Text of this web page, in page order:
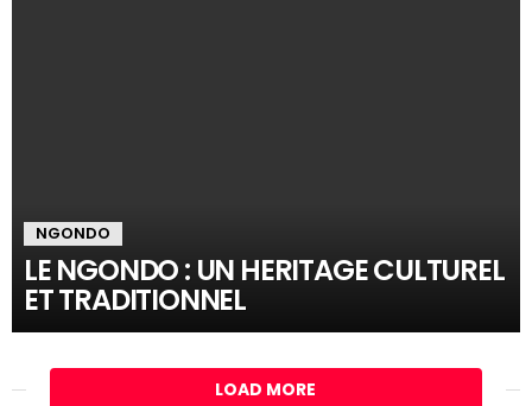
NGONDO
LE NGONDO : UN HERITAGE CULTUREL
ET TRADITIONNEL
LOAD MORE